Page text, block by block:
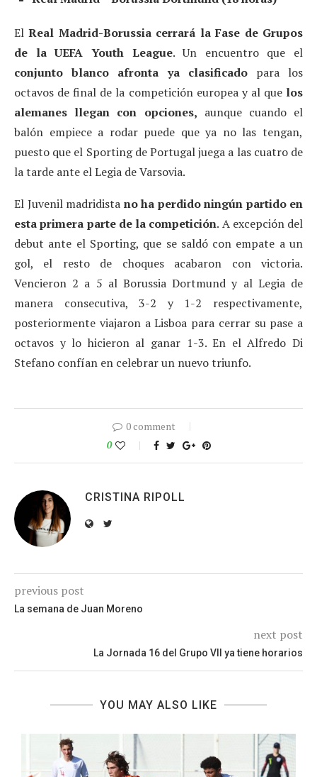
ElReal Madrid-Borussia cerrará la Fase de Grupos
de la UEFA Youth League. Un encuentro que el
conjunto blanco afronta ya clasificadopara los
octavos de final de la competición europea y al que los
alemanes llegan con opciones, aunque cuando el
balón empiece a rodar puede que ya no las tengan,
puesto que el Sporting de Portugal juega a las cuatro de
la tarde ante el Legia de Varsovia.
El Juvenil madridista no ha perdido ningún partido en
esta primera parte de la competición. A excepción del
debut ante el Sporting, que se saldó con empate a un
gol, el resto de choques acabaron con victoria.
Vencieron 2 a 5 al Borussia Dortmund y al Legia de
manera consecutiva, 3-2 y 1-2 respectivamente,
posteriormente viajaron a Lisboa para cerrar su pase a
octavos y lo hicieron al ganar 1-3. En el Alfredo Di
Stefano confían en celebrar un nuevo triunfo.
0 comment
0
CRISTINA RIPOLL
previous post
La semana de Juan Moreno
next post
La Jornada 16 del Grupo VII ya tiene horarios
YOU MAY ALSO LIKE